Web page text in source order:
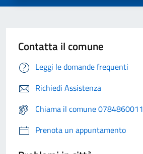
Contatta il comune
Leggi le domande frequenti
Richiedi Assistenza
Chiama il comune 0784860011
Prenota un appuntamento